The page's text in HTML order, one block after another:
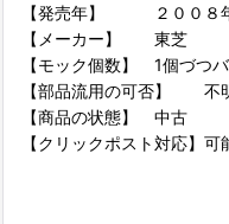
【発売年】 ２００８
【メーカー】 東芝
【モック個数】 1個づつ
【部品流用の可否】 不
【商品の状態】 中古
【クリックポスト対応】可